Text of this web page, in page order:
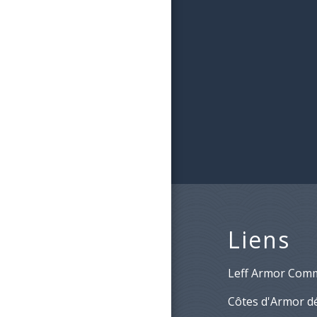
Liens
Leff Armor
Côtes d'Armor